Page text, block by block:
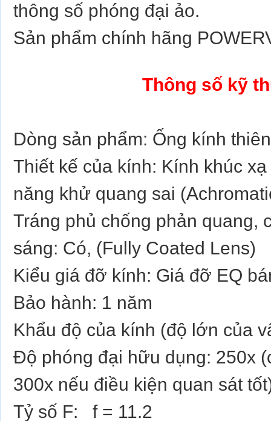
thông số phóng đại ảo.
Sản phẩm chính hãng
Thông số kỹ
Dòng sản phẩm: Ống kính
Thiết kế của kính: Kính khúc
năng khử quang sai
Tráng phủ chống phản quang,
sáng: Có, (Fully Coated Lens)
Kiểu giá đỡ kính: Giá đỡ EQ
Bảo hành: 1 năm
Khẩu độ của kính (độ lớn của
Độ phóng đại hữu dụng: 250x
300x nếu điều kiện quan sát
Tỷ số F: f = 11.2